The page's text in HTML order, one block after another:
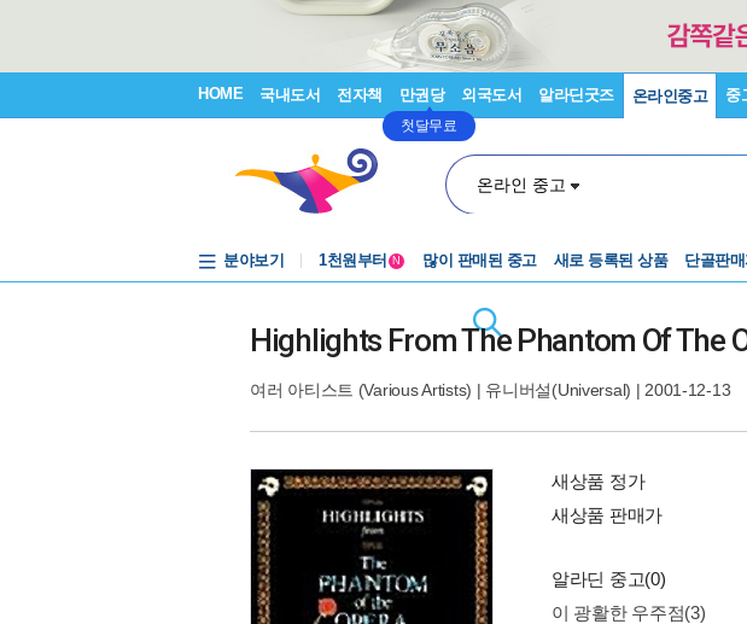
HOME 국내도서 전자책 만권당
첫달무료
외국도서 알라딘굿즈 온라인중고 중
온라인 중고
분야보기
1천원부터
N 많이 판매된 중고 새로 등록된 상품 단골판
Highlights From The Phantom Of The
여러 아티스트 (Various Artists) | 유니버설(Universal) | 2001-12-13
새상품 정가
새상품 판매가
알라딘 중고(0)
이 광활한 우주점(3)